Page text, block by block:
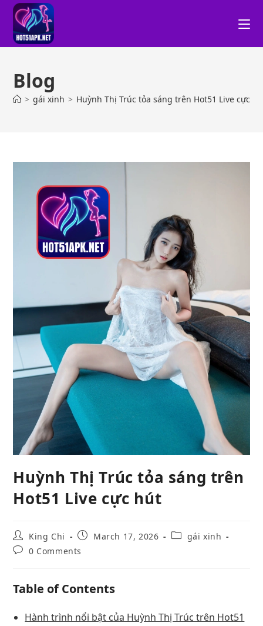
Blog
> gái xinh > Huỳnh Thị Trúc tỏa sáng trên Hot51 Live cực
Huỳnh Thị Trúc tỏa sáng trên
Hot51 Live cực hút
King Chi March 17, 2026
gái xinh
0 Comments
Table of Contents
Hành trình nổi bật của Huỳnh Thị Trúc trên Hot51